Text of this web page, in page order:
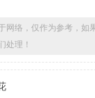
网络，仅作为参考，如
处理！